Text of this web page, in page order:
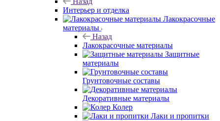
Интерьер и отделка
Лакокрасочные
материалы
Назад
Лакокрасочные материалы
Защитные
материалы
Грунтовочные составы
Декоративные материалы
Колер
Лаки и пропитки